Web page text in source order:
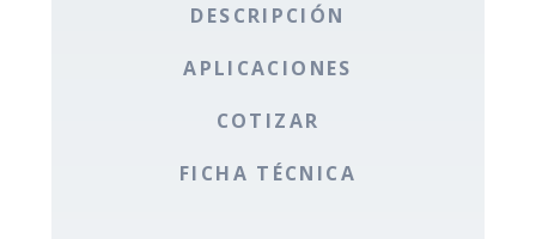
DESCRIPCIÓN
APLICACIONES
COTIZAR
FICHA TÉCNICA